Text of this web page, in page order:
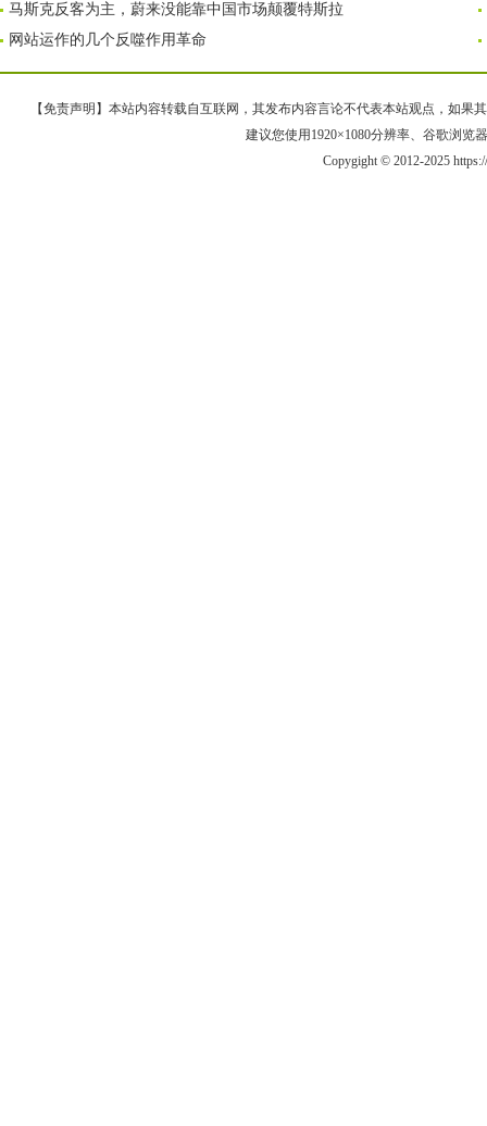
马斯克反客为主，蔚来没能靠中国市场颠覆特斯拉
网站运作的几个反噬作用革命
【免责声明】本站内容转载自互联网，其发布内容言论不代表本站观点，如果
建议您使用1920×1080分辨率、谷歌浏览
Copygight © 2012-2025